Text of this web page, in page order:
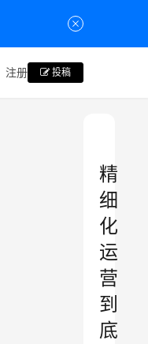
注册 投稿
精
细
化
运
营
到
底